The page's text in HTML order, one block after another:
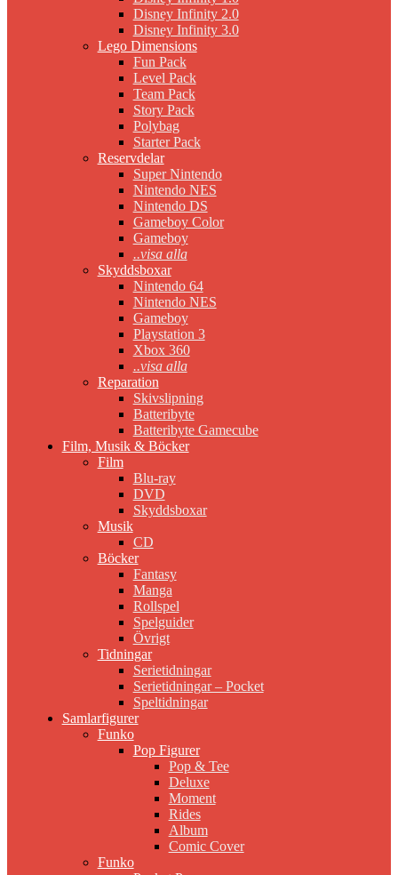
Disney Infinity 2.0
Disney Infinity 3.0
Lego Dimensions
Fun Pack
Level Pack
Team Pack
Story Pack
Polybag
Starter Pack
Reservdelar
Super Nintendo
Nintendo NES
Nintendo DS
Gameboy Color
Gameboy
..visa alla
Skyddsboxar
Nintendo 64
Nintendo NES
Gameboy
Playstation 3
Xbox 360
..visa alla
Reparation
Skivslipning
Batteribyte
Batteribyte Gamecube
Film, Musik & Böcker
Film
Blu-ray
DVD
Skyddsboxar
Musik
CD
Böcker
Fantasy
Manga
Rollspel
Spelguider
Övrigt
Tidningar
Serietidningar
Serietidningar – Pocket
Speltidningar
Samlarfigurer
Funko
Pop Figurer
Pop & Tee
Deluxe
Moment
Rides
Album
Comic Cover
Funko